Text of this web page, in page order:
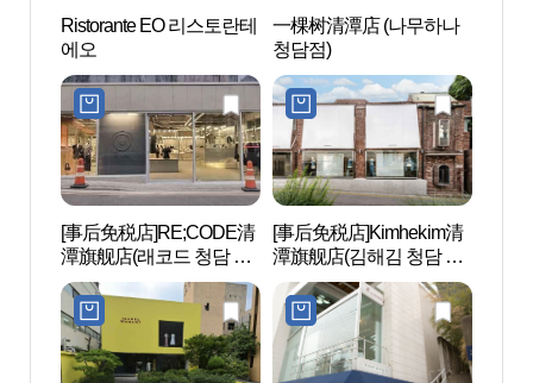
Ristorante EO 리스토란테
에오
一棵树清潭店 (나무하나
청담점)
[事后免税店]RE;CODE清
潭旗舰店(래코드 청담 플
래그십스토어)
[事后免税店]Kimhekim清
潭旗舰店(김해김 청담 플
래그십)